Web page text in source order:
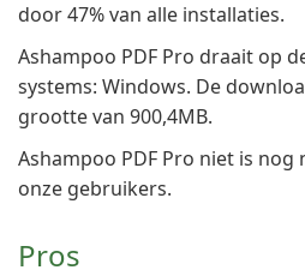
door 47% van alle installaties.
Ashampoo PDF Pro draait op
systems: Windows. De
grootte van 900,4MB.
Ashampoo PDF Pro niet is
onze gebruikers.
Pros